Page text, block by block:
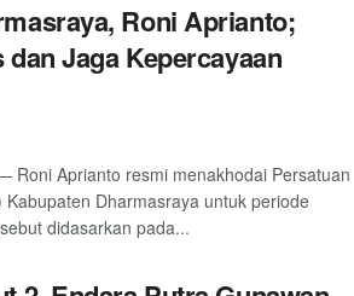
Roni Aprianto;
Jaga Kepercayaan
Roni Aprianto resmi menakhodai Persatuan
Dharmasraya untuk periode
didasarkan pada...